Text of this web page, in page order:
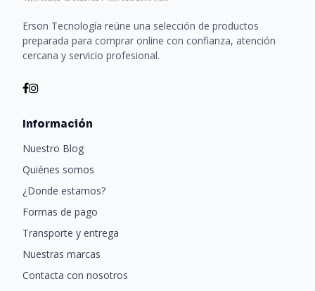
Erson Tecnología reúne una selección de productos
preparada para comprar online con confianza, atención
cercana y servicio profesional.
Información
Nuestro Blog
Quiénes somos
¿Donde estamos?
Formas de pago
Transporte y entrega
Nuestras marcas
Contacta con nosotros